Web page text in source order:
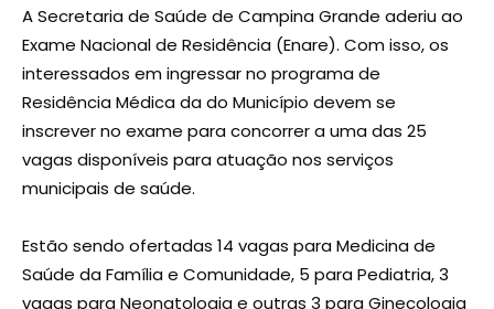
A Secretaria de Saúde de Campina Grande aderiu ao
Exame Nacional de Residência (Enare). Com isso, os
interessados em ingressar no programa de
Residência Médica da do Município devem se
inscrever no exame para concorrer a uma das 25
vagas disponíveis para atuação nos serviços
municipais de saúde.
Estão sendo ofertadas 14 vagas para Medicina de
Saúde da Família e Comunidade, 5 para Pediatria, 3
vagas para Neonatologia e outras 3 para Ginecologia